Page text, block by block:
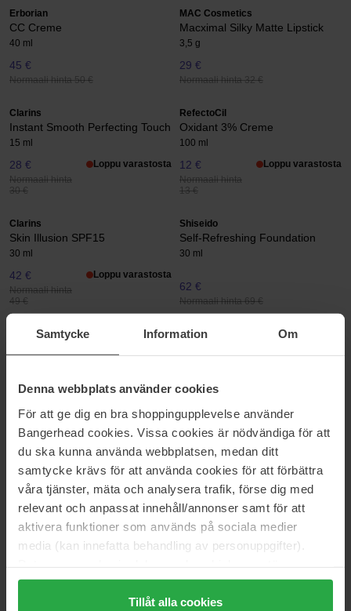
Samtycke Information Om
Denna webbplats använder cookies
För att ge dig en bra shoppingupplevelse använder
Bangerhead cookies. Vissa cookies är nödvändiga för att
du ska kunna använda webbplatsen, medan ditt
samtycke krävs för att använda cookies för att förbättra
våra tjänster, mäta och analysera trafik, förse dig med
relevant och anpassat innehåll/annonser samt för att
aktivera funktioner som används på sociala medier
media (kan innefatta behandling av personuppgifter).
Genom att trycka på "Tillåt alla cookies" accepterar du
alla cookies, medan du under "Detaljer" kan anpassa
Tillåt alla cookies
Erborian
CC Creme
40 ml
45 €
Normaali hinta 50 €
MAC Cosmetics
Macximal Silky Matte Lipstick
3,5 g
29 €
Normaali hinta 32 €
Clarins
Instant Smooth Perfecting Touch
15 ml
28 €
Normaali hinta
30 €
Loppu varastosta
RefectoCil
Oxidant 3% Creme
100 ml
12 €
Normaali hinta
13 €
Loppu varastosta
Clarins
Skin Illusion SPF15
30 ml
42 €
Normaali hinta
49 €
Loppu varastosta
Shiseido
Self-Refreshing Foundation
30 ml
62 €
Normaali hinta 69 €
Max Factor
Normaali hinta 13 €
Grande Cosmetics
Normaali hinta 141 €
Estée Lauder
Concealer
12 ml
36 €
Normaali hinta 40 €
Shiseido
2 pcs
16 €
Normaali hinta 18 €
Lip Comfort Oil Skin Illusion Full Coverage